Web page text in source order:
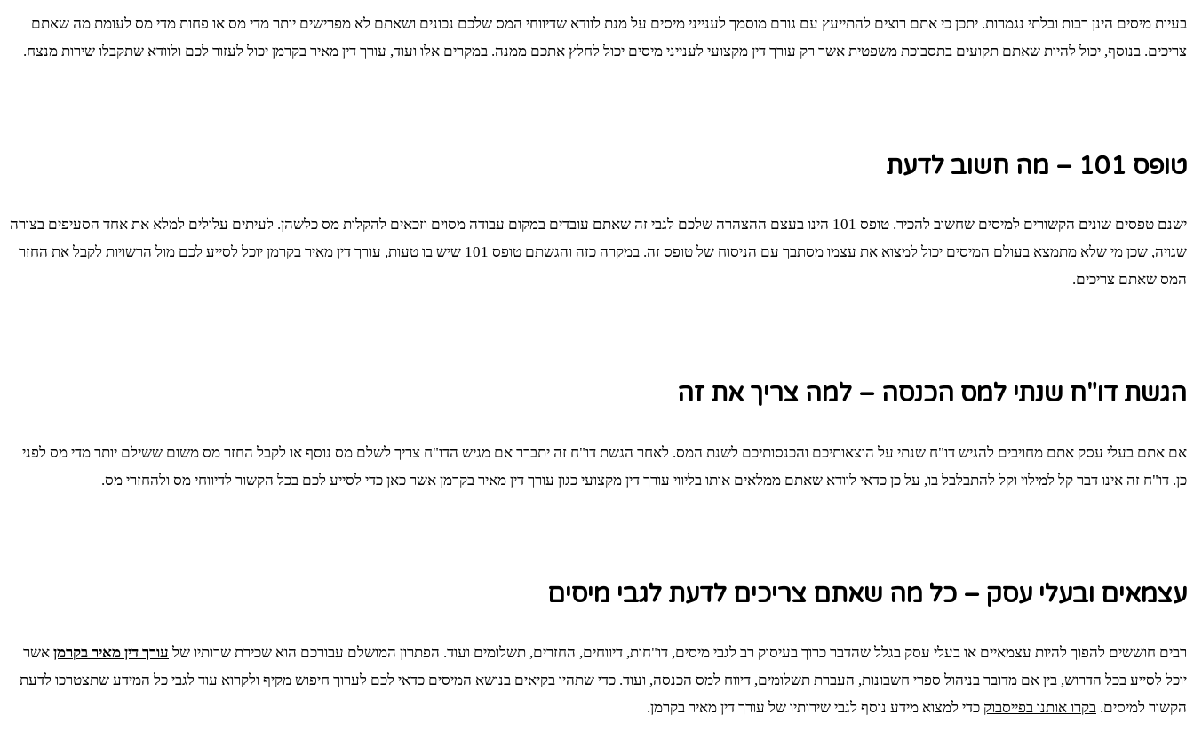
בעיות מיסים הינן רבות ובלתי נגמרות. יתכן כי אתם רוצים להתייעץ עם גורם מוסמך לענייני מיסים על מנת לוודא שדיווחי המס שלכם נכונים ושאתם לא מפרישים יותר מדי מס או פחות מדי מס לעומת מה שאתם
צריכים. בנוסף, יכול להיות שאתם תקועים בתסבוכת משפטית אשר רק עורך דין מקצועי לענייני מיסים יכול לחלץ אתכם ממנה. במקרים אלו ועוד, עורך דין מאיר בקרמן יכול לעזור לכם ולוודא שתקבלו שירות מנצח.
טופס 101 – מה חשוב לדעת
ישנם טפסים שונים הקשורים למיסים שחשוב להכיר. טופס 101 הינו בעצם ההצהרה שלכם לגבי זה שאתם עובדים במקום עבודה מסוים וזכאים להקלות מס כלשהן. לעיתים עלולים למלא את אחד הסעיפים בצורה
שגויה, שכן מי שלא מתמצא בעולם המיסים יכול למצוא את עצמו מסתבך עם הניסוח של טופס זה. במקרה כזה והגשתם טופס 101 שיש בו טעות, עורך דין מאיר בקרמן יוכל לסייע לכם מול הרשויות לקבל את החזר
המס שאתם צריכים.
הגשת דו"ח שנתי למס הכנסה – למה צריך את זה
אם אתם בעלי עסק אתם מחויבים להגיש דו"ח שנתי על הוצאותיכם והכנסותיכם לשנת המס. לאחר הגשת דו"ח זה יתברר אם מגיש הדו"ח צריך לשלם מס נוסף או לקבל החזר מס משום ששילם יותר מדי מס לפני
כן. דו"ח זה אינו דבר קל למילוי וקל להתבלבל בו, על כן כדאי לוודא שאתם ממלאים אותו בליווי עורך דין מקצועי כגון עורך דין מאיר בקרמן אשר כאן כדי לסייע לכם בכל הקשור לדיווחי מס ולהחזרי מס.
עצמאים ובעלי עסק – כל מה שאתם צריכים לדעת לגבי מיסים
רבים חוששים להפוך להיות עצמאיים או בעלי עסק בגלל שהדבר כרוך בעיסוק רב לגבי מיסים, דו"חות, דיווחים, החזרים, תשלומים ועוד. הפתרון המושלם עבורכם הוא שכירת שרותיו של עורך דין מאיר בקרמן אשר
יוכל לסייע בכל הדרוש, בין אם מדובר בניהול ספרי חשבונות, העברת תשלומים, דיווח למס הכנסה, ועוד. כדי שתהיו בקיאים בנושא המיסים כדאי לכם לערוך חיפוש מקיף ולקרוא עוד לגבי כל המידע שתצטרכו לדעת
הקשור למיסים. בקרו אותנו בפייסבוק כדי למצוא מידע נוסף לגבי שירותיו של עורך דין מאיר בקרמן.